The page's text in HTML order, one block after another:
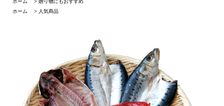
ホーム
> 贈り物にもおすすめ
ホーム
> 人気商品